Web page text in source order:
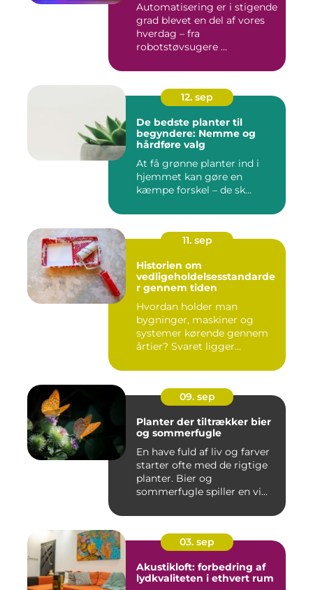
Automatisering er i stigende
grad blevet en del af vores
hverdag – fra
robotstøvsugere ...
12. sep
De bedste planter til
begyndere: Nemme og
hårdføre valg
At få grønne planter ind i
hjemmet kan gøre en
kæmpe forskel – de sk...
11. sep
Historien om
vedligeholdelsesstandarde
r gennem tiden
Hvordan holder man
bygninger, maskiner og
systemer kørende gennem
årtier? Svaret ligger...
09. sep
Planter der tiltrækker bier
og sommerfugle
En have fuld af liv og farver
starter ofte med de rigtige
planter. Bier og
sommerfugle spiller en vi...
03. sep
Akustikloft: forbedring af
lydkvaliteten i ethvert rum